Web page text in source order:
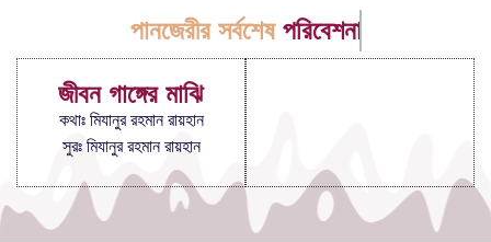
পানজেরীর সর্বশেষ পরিবেশনা
জীবন গাঙ্গের মাঝি
কথাঃ মিযানুর রহমান রায়হান
সুরঃ মিযানুর রহমান রায়হান